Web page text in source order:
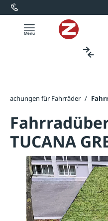
springen
für Fahrräder /
TUCANA